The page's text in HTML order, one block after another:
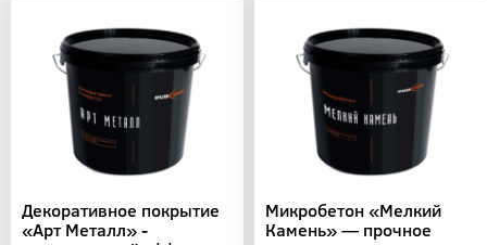
Декоративное покрытие
«Арт Металл» -
Микробетон «Мелкий
Камень» — прочное